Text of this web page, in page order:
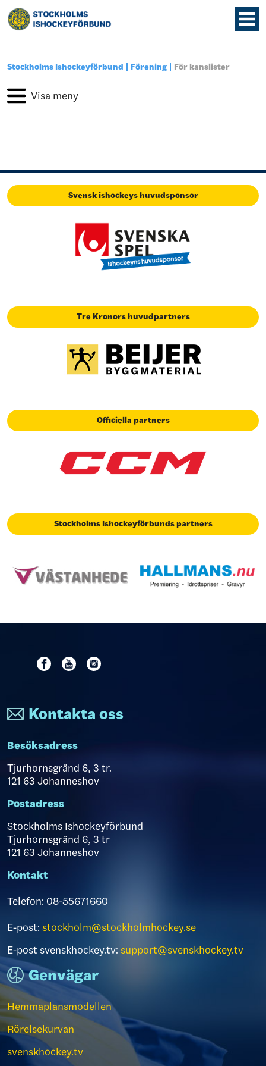
Stockholms Ishockeyförbund Förening För kanslister
Svensk ishockeys huvudsponsor
Tre Kronors huvudpartners
Officiella partners
Stockholms Ishockeyförbunds partners
Kontakta oss
Besöksadress
Tjurhornsgränd 6, 3 tr.
121 63 Johanneshov
Postadress
Stockholms Ishockeyförbund
Tjurhornsgränd 6, 3 tr
121 63 Johanneshov
Kontakt
Telefon: 08-55671660
E-post: stockholm@stockholmhockey.se
E-post svenskhockey.tv: support@svenskhockey.tv
Genvägar
Hemmaplansmodellen
Rörelsekurvan
svenskhockey.tv